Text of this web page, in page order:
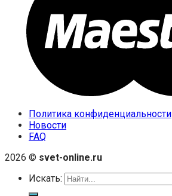
Политика конфиденциальности
Новости
FAQ
2026 © svet-online.ru
Искать: